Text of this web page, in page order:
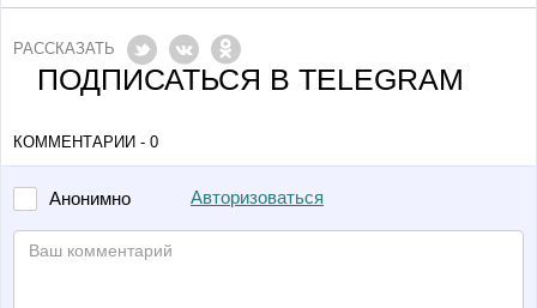
РАССКАЗАТЬ
ПОДПИСАТЬСЯ В TELEGRAM
КОММЕНТАРИИ - 0
Анонимно Авторизоваться